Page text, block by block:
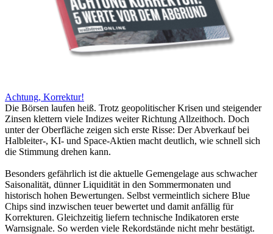
Achtung, Korrektur!
Die Börsen laufen heiß. Trotz geopolitischer Krisen und steigender
Zinsen klettern viele Indizes weiter Richtung Allzeithoch. Doch
unter der Oberfläche zeigen sich erste Risse: Der Abverkauf bei
Halbleiter-, KI- und Space-Aktien macht deutlich, wie schnell sich
die Stimmung drehen kann.
Besonders gefährlich ist die aktuelle Gemengelage aus schwacher
Saisonalität, dünner Liquidität in den Sommermonaten und
historisch hohen Bewertungen. Selbst vermeintlich sichere Blue
Chips sind inzwischen teuer bewertet und damit anfällig für
Korrekturen. Gleichzeitig liefern technische Indikatoren erste
Warnsignale. So werden viele Rekordstände nicht mehr bestätigt.